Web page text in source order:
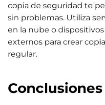
copia de seguridad te
sin problemas. Utiliza
en la nube o
externos para crear
regular.
Conclusiones